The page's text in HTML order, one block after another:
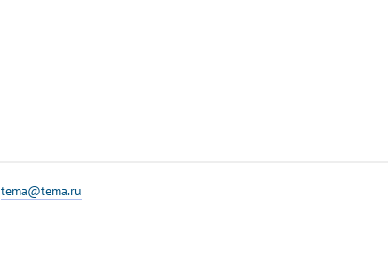
tema@tema.ru